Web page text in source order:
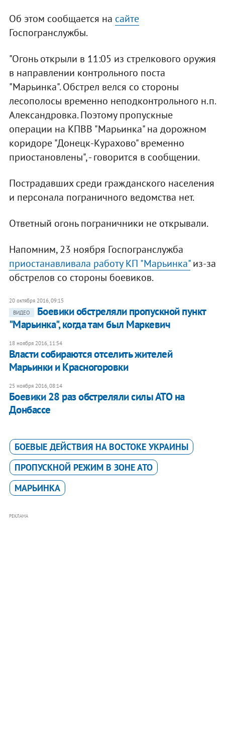
Об этом сообщается на сайте
Госпогранслужбы.
"Огонь открыли в 11:05 из стрелкового оружия
в направлении контрольного поста
"Марьинка". Обстрел велся со стороны
лесополосы временно неподконтрольного н.п.
Александровка. Поэтому пропускные
операции на КПВВ "Марьинка" на дорожном
коридоре "Донецк-Курахово" временно
приостановлены", - говорится в сообщении.
Пострадавших среди гражданского населения
и персонала пограничного ведомства нет.
Ответный огонь пограничники не открывали.
Напомним, 23 ноября Госпогранслужба
приостанавливала работу КП "Марьинка"из-за
обстрелов со стороны боевиков.
20 октября 2016, 09:15
ВИДЕО
Боевики обстреляли пропускной пункт
"Марьинка", когда там был Маркевич
18 ноября 2016, 11:54
Власти собираются отселить жителей
Марьинки и Красногоровки
25 ноября 2016, 08:14
Боевики 28 раз обстреляли силы АТО на
Донбассе
БОЕВЫЕ ДЕЙСТВИЯ НА ВОСТОКЕ УКРАИНЫ
ПРОПУСКНОЙ РЕЖИМ В ЗОНЕ АТО
МАРЬИНКА
РЕКЛАМА